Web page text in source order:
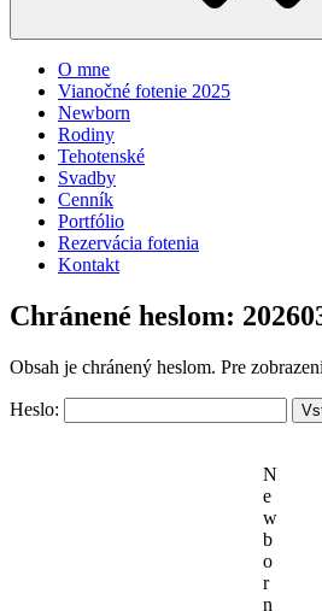
O mne
Vianočné fotenie 2025
Newborn
Rodiny
Tehotenské
Svadby
Cenník
Portfólio
Rezervácia fotenia
Kontakt
Chránené heslom:
Obsah je chránený heslom. Pre
Heslo:
N
e
w
b
o
r
n